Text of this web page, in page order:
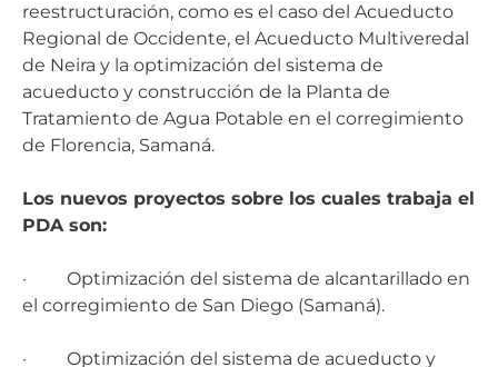
reestructuración, como es el caso del Acueducto
Regional de Occidente, el Acueducto Multiveredal
de Neira y la optimización del sistema de
acueducto y construcción de la Planta de
Tratamiento de Agua Potable en el corregimiento
de Florencia, Samaná.
Los nuevos proyectos sobre los cuales trabaja el
PDA son:
· Optimización del sistema de alcantarillado en
el corregimiento de San Diego (Samaná).
· Optimización del sistema de acueducto y